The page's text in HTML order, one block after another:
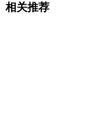
相关推荐